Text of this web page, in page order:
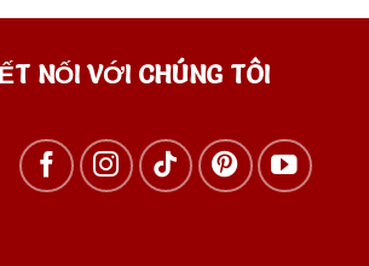
NỐI VỚI CHÚNG TÔI